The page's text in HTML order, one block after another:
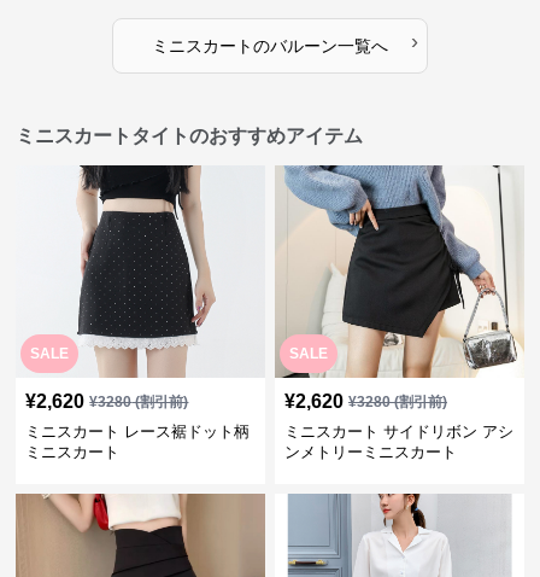
ミニスカートのバルーン一覧へ ›
ミニスカートタイトのおすすめアイテム
SALE
¥2,620 ¥3280(割引前)
ミニスカート レース裾ドット柄
ミニスカート
SALE
¥2,620 ¥3280(割引前)
ミニスカート サイドリボン アシ
ンメトリーミニスカート